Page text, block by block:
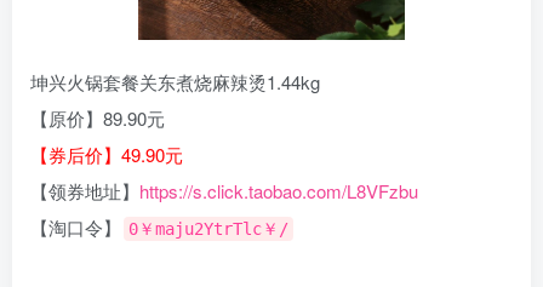
坤兴火锅套餐关东煮烧麻辣烫1.44kg
【原价】89.90元
【券后价】49.90元
【领券地址】 https://s.click.taobao.com/L8VFzbu
【淘口令】
0￥maju2YtrTlc￥/